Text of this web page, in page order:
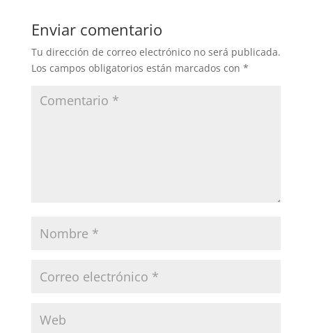
Enviar comentario
Tu dirección de correo electrónico no será publicada.
Los campos obligatorios están marcados con *